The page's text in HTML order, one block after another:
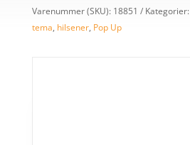
Varenummer (SKU): 18851 Kategorier:
tema, hilsener, Pop Up